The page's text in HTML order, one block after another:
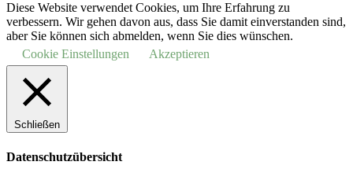
Diese Website verwendet Cookies, um Ihre Erfahrung zu
verbessern. Wir gehen davon aus, dass Sie damit einverstanden sind,
aber Sie können sich abmelden, wenn Sie dies wünschen.
Cookie Einstellungen
Akzeptieren
Schließen
Datenschutzübersicht